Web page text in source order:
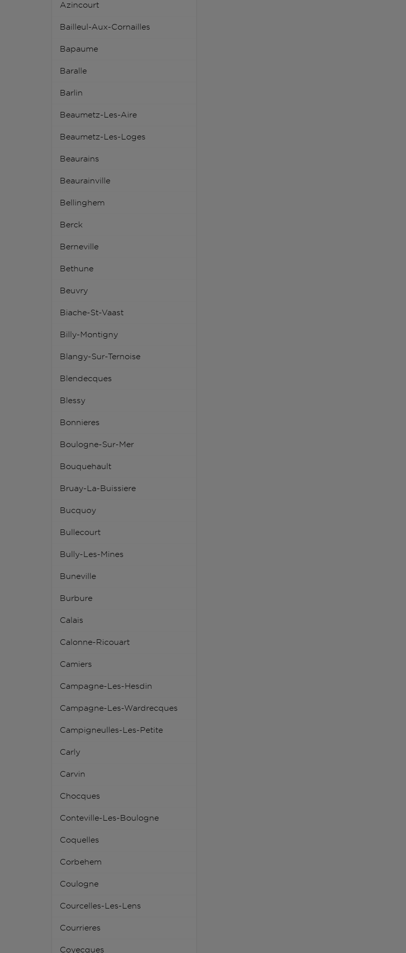
Azincourt
Bailleul-Aux-Cornailles
Bapaume
Baralle
Barlin
Beaumetz-Les-Aire
Beaumetz-Les-Loges
Beaurains
Beaurainville
Bellinghem
Berck
Berneville
Bethune
Beuvry
Biache-St-Vaast
Billy-Montigny
Blangy-Sur-Ternoise
Blendecques
Blessy
Bonnieres
Boulogne-Sur-Mer
Bouquehault
Bruay-La-Buissiere
Bucquoy
Bullecourt
Bully-Les-Mines
Buneville
Burbure
Calais
Calonne-Ricouart
Camiers
Campagne-Les-Hesdin
Campagne-Les-Wardrecques
Campigneulles-Les-Petite
Carly
Carvin
Chocques
Conteville-Les-Boulogne
Coquelles
Corbehem
Coulogne
Courcelles-Les-Lens
Courrieres
Coyecques